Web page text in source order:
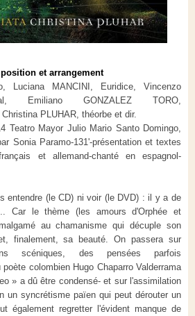
et arrangement
Luciana MANCINI, Euridice, Vincenzo
Emiliano GONZALEZ TORO,
PLUHAR, théorbe et dir.
Teatro Mayor Julio Mario Santo Domingo,
Sonia Paramo-131'-présentation et textes
et allemand-chanté en espagnol-
entendre (le CD) ni voir (le DVD) : il y a de
Car le thème (les amours d'Orphée et
au chamanisme qui décuple son
finalement, sa beauté. On passera sur
scéniques, des pensées parfois
colombien Hugo Chaparro Valderrama
» a dû être condensé- et sur l'assimilation
un syncrétisme païen qui peut dérouter un
également regretter l'évident manque de